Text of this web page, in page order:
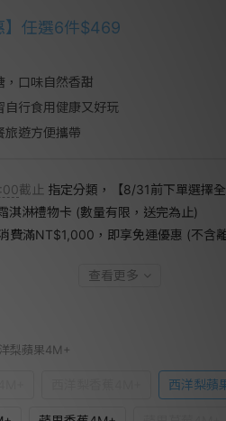
】任選6件$469
，口味自然香甜
自行食用健康又好玩
旅遊方便攜帶
截止 指定分類，【8/31前下單選擇
淇淋禮物卡 (數量有限，送完為止)
費滿NT$1,000，即享免運優惠 (不含
查看更多
梨蘋果4M+
西洋梨蘋